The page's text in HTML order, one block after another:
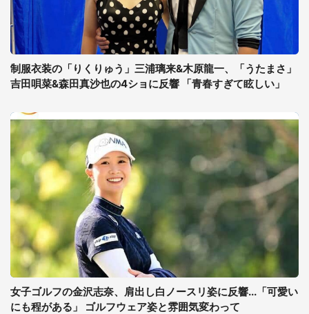
制服衣装の「りくりゅう」三浦璃来&木原龍一、「うたまさ」
吉田唄菜&森田真沙也の4ショに反響 「青春すぎて眩しい」
女子ゴルフの金沢志奈、肩出し白ノースリ姿に反響...「可愛い
にも程がある」 ゴルフウェア姿と雰囲気変わって